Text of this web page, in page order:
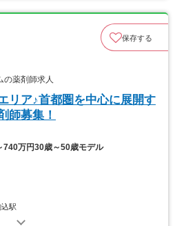
保存する
薬剤師求人
リア♪首都圏を中心に展開す
師募集！
740万円30歳～50歳モデル
駅